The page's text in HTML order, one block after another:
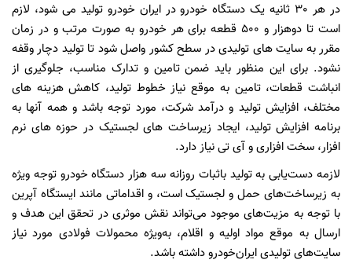
در هر 30 ثانیه یک دستگاه خودرو در ایران خودرو تولید می شود، لازم
است تا دوهزار و 500 قطعه برای هر خودرو به صورت مرتب و در زمان
مقرر به سایت های تولیدی در سطح کشور واصل شود تا تولید دچار وقفه
نشود. برای این منظور باید ضمن تامین و تدارک مناسب، جلوگیری از
انباشت قطعات، تامین به موقع نیاز خطوط تولید، کاهش هزینه های
مختلف، افزایش تولید و درآمد شرکت، مورد توجه باشد و همه آنها به
برنامه افزایش تولید، ایجاد زیرساخت های لجستیک در حوزه های نرم
افزار، سخت افزاری و آی تی نیاز دارد.
لازمه دست‌یابی به تولید باثبات روزانه سه هزار دستگاه خودرو توجه ویژه
به زیرساخت‌های حمل و لجستیک است، و اقداماتی مانند ایستگاه آپرین
با توجه به مزیت‌های موجود می‌تواند نقش موثری در تحقق این هدف و
ارسال به موقع مواد اولیه و اقلام، به‌ویژه محمولات فولادی مورد نیاز
سایت‌های تولیدی ایران‌خودرو داشته باشد.